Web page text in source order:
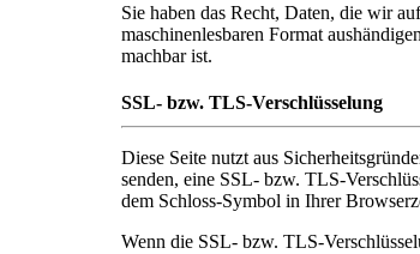
Sie haben das Recht, Daten, die wir
maschinenlesbaren Format
machbar ist.
SSL- bzw. TLS-Verschlüsselung
Diese Seite nutzt aus
senden, eine SSL- bzw. TLS-
dem Schloss-Symbol in Ihrer
Wenn die SSL- bzw. TLS-